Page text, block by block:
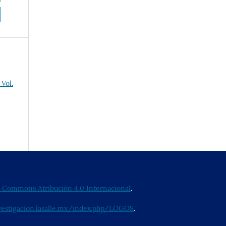
Commons Atribución 4.0 Internacional.
index.php/LOGOS.